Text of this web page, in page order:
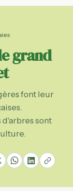
grand
font leur
sont